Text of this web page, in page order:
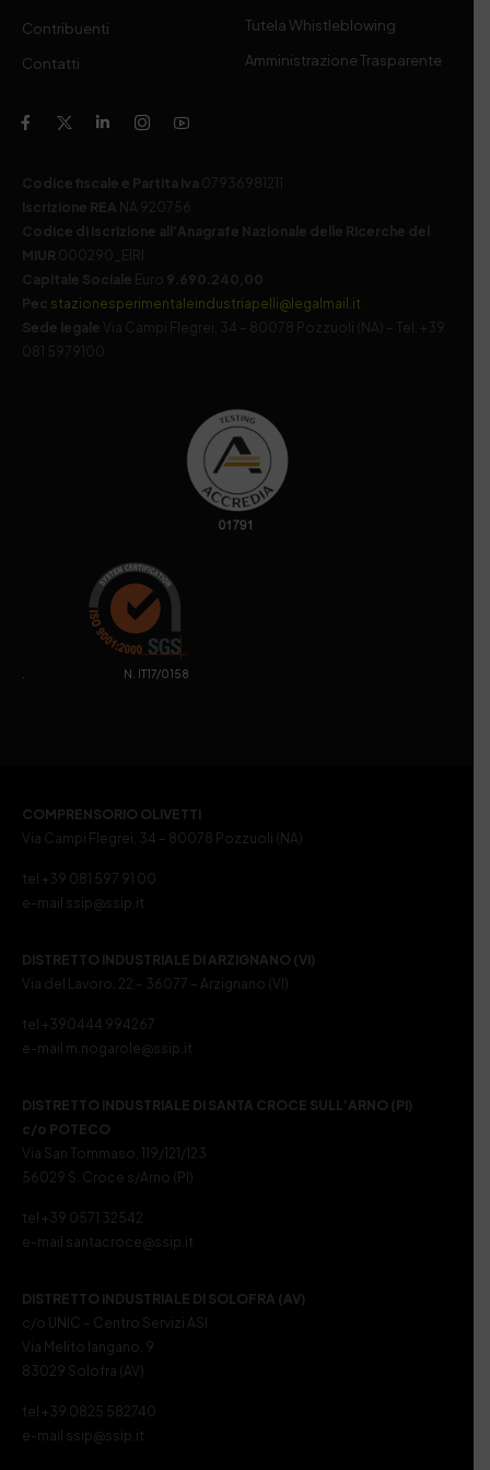
Contribuenti
Contatti
Tutela Whistleblowing
Amministrazione Trasparente
Codice fiscale e Partita Iva 07936981211
Iscrizione REA NA 920756
Codice di iscrizione all’Anagrafe Nazionale delle Ricerche del
MIUR 000290_EIRI
Capitale Sociale Euro 9.690.240,00
Pec stazionesperimentaleindustriapelli@legalmail.it
Sede legale
Via Campi Flegrei, 34 – 80078 Pozzuoli (NA) – Tel. +39
081 5979100
. N. IT17/0158
COMPRENSORIO OLIVETTI
Via Campi Flegrei, 34 – 80078 Pozzuoli (NA)
tel +39 081 597 91 00
e-mail ssip@ssip.it
DISTRETTO INDUSTRIALE DI ARZIGNANO (VI)
Via del Lavoro, 22 – 36077 – Arzignano (VI)
tel +390444 994267
e-mail m.nogarole@ssip.it
DISTRETTO INDUSTRIALE DI SANTA CROCE SULL’ARNO (PI)
c/o POTECO
Via San Tommaso, 119/121/123
56029 S. Croce s/Arno (PI)
tel +39 0571 32542
e-mail santacroce@ssip.it
DISTRETTO INDUSTRIALE DI SOLOFRA (AV)
c/o UNIC – Centro Servizi ASI
Via Melito Iangano, 9
83029 Solofra (AV)
tel +39 0825 582740
e-mail ssip@ssip.it